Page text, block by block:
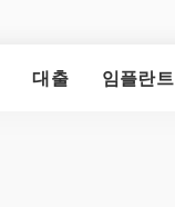
대출 임플란트